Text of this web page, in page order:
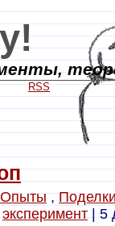
Опыты,
эксперимент| 5
RSS